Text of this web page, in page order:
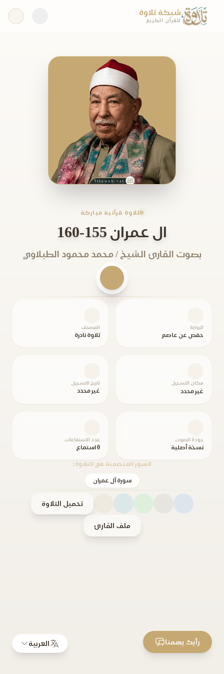
شبكة تلاوة
للقرآن الكريم
تلاوة قرآنية مباركة
ال عمران 155-160
بصوت القارئ الشيخ / محمد محمود الطبلاوي
الرواية
حفص عن عاصم
المصحف
تلاوة نادرة
مكان التسجيل
غير محدد
تاريخ التسجيل
غير محدد
جودة الصوت
نسخة أصلية
عدد الاستماعات
0 استماع
السور المتضمنة في التلاوة:
سورة آل عمران
تحميل التلاوة
ملف القارئ
العربية رأيك يهمنا